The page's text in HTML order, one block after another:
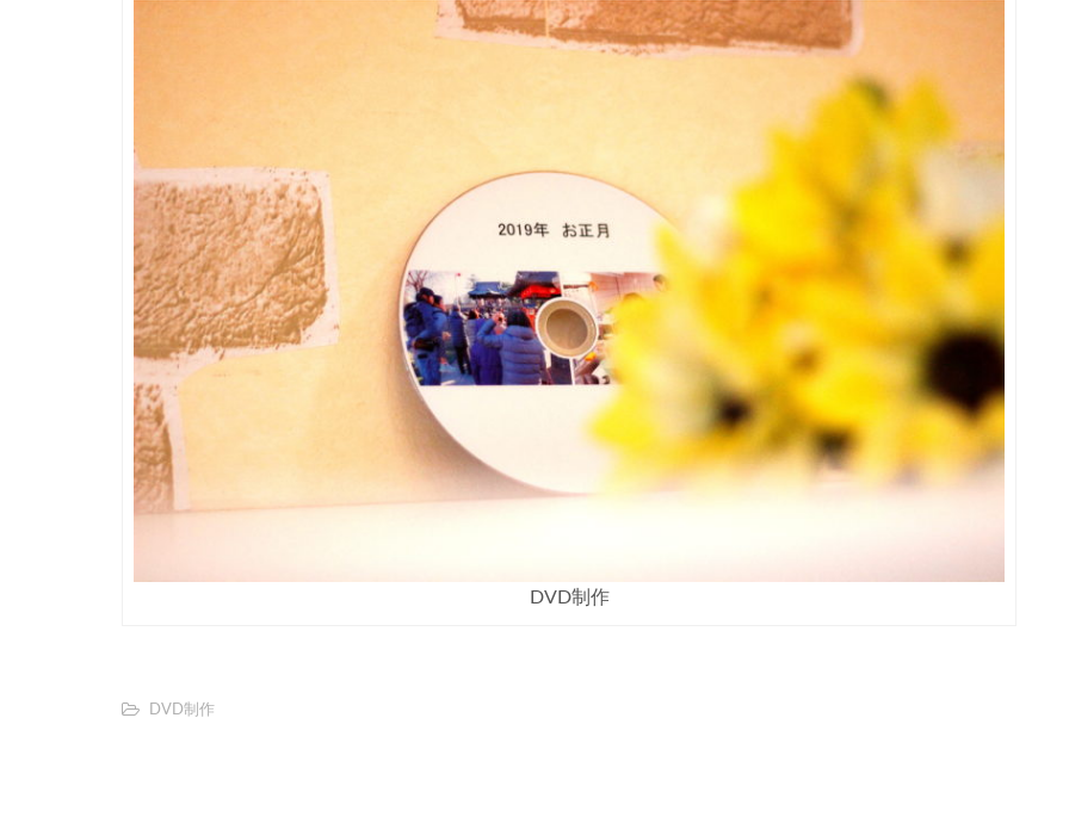
DVD制作
DVD制作